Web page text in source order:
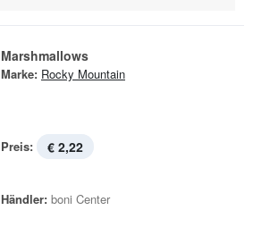
Marshmallows
Marke: Rocky Mountain
Preis: € 2,22
Händler: boni Center